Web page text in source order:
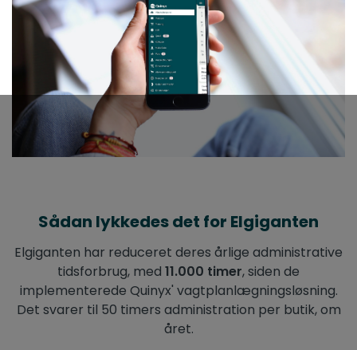
Sådan lykkedes det for Elgiganten
Elgiganten har reduceret deres årlige administrative
tidsforbrug, med 11.000 timer, siden de
implementerede Quinyx' vagtplanlægningsløsning.
Det svarer til 50 timers administration per butik, om
året.